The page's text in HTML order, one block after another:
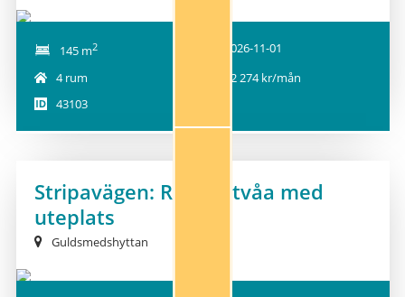
145 m2
2026-11-01
4 rum
12 274 kr/mån
43103
Stripavägen: Radhustvåa med
uteplats
Guldsmedshyttan